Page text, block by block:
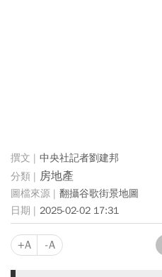
中央社記者劉建邦
房地產
翻攝谷歌街景地圖
2025-02-02 17:31
+A -A